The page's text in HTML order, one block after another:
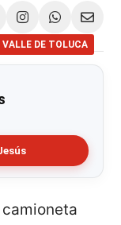
VALLE DE TOLUCA